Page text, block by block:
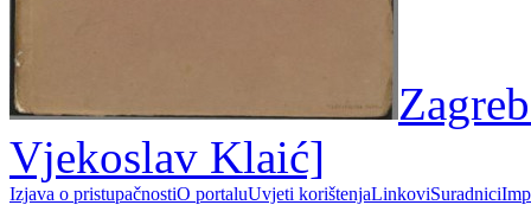
Vjekoslav Klaić]
Izjava o pristupačnostiO portaluUvjeti korištenjaLinkoviSuradnici